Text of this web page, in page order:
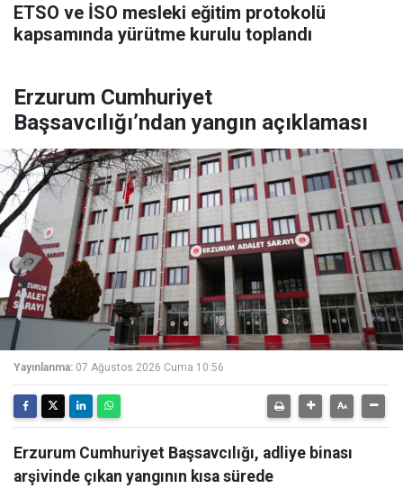
ETSO ve İSO mesleki eğitim protokolü
kapsamında yürütme kurulu toplandı
Erzurum Cumhuriyet
Başsavcılığı’ndan yangın açıklaması
Yayınlanma: 07 Ağustos 2026 Cuma 10:56
Erzurum Cumhuriyet Başsavcılığı, adliye binası
arşivinde çıkan yangının kısa sürede